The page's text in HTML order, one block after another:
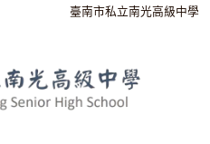
臺南市私立南光高級中學